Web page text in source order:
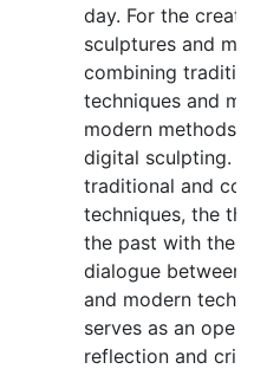
day. For the
sculptures and
combining
techniques and
modern methods
digital sculpting.
traditional and
techniques, the
the past with the
dialogue between
and modern
serves as an
reflection and